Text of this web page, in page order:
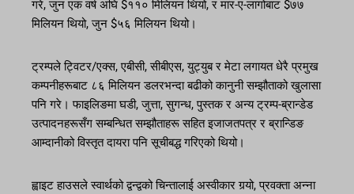
गरे, जुन एक वर्ष अघि $११० मिलियन थियो, र मार-ए-लागोबाट $७७
मिलियन थियो, जुन $५६ मिलियन थियो।
ट्रम्पले ट्विटर/एक्स, एबीसी, सीबीएस, युट्युब र मेटा लगायत धेरै प्रमुख
कम्पनीहरूबाट ८६ मिलियन डलरभन्दा बढीको कानुनी सम्झौताको खुलासा
पनि गरे। फाइलिङमा घडी, जुत्ता, सुगन्ध, पुस्तक र अन्य ट्रम्प-ब्रान्डेड
उत्पादनहरूसँग सम्बन्धित सम्झौताहरू सहित इजाजतपत्र र ब्रान्डिङ
आम्दानीको विस्तृत दायरा पनि सूचीबद्ध गरिएको थियो।
ह्वाइट हाउसले स्वार्थको द्वन्द्वको चिन्तालाई अस्वीकार गर्‍यो, प्रवक्ता अन्ना